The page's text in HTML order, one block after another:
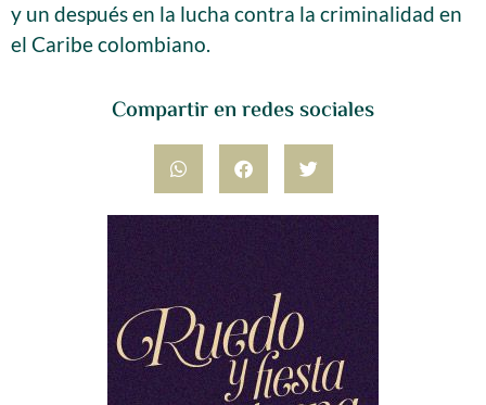
Compartir en redes sociales
y un después en la lucha contra la criminalidad en
el Caribe colombiano.